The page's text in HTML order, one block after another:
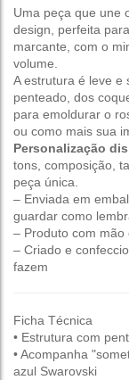
Uma peça que une
design, perfeita
marcante, com o
volume.
A estrutura é leve e
penteado, dos
para emoldurar o
ou como mais sua
Personalização
tons, composição,
peça única.
– Enviada em
guardar como
– Produto com mão
– Criado e
fazem
Ficha Técnica
• Estrutura com
• Acompanha
azul Swarovski